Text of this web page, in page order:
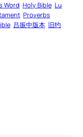
Word Holy Bible Lu
Proverbs
吕振中版本 旧约